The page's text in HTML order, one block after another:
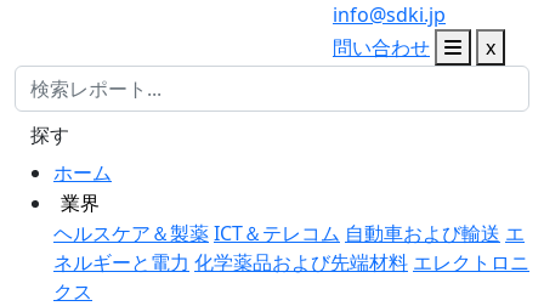
info@sdki.jp
問い合わせ
x
ホーム
業界
ヘルスケア＆製薬ICT＆テレコム 自動車および輸送 エ
ネルギーと電力 化学薬品および先端材料 エレクトロニ
クス
探す